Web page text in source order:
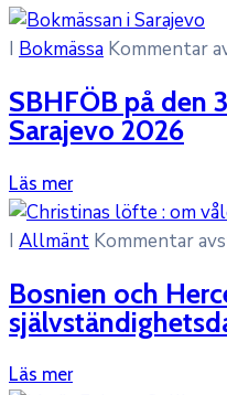
I Bokmässa Kommentar
SBHFÖB på den
Sarajevo 2026
Läs mer
I Allmänt Kommentar
Bosnien och
Läs mer